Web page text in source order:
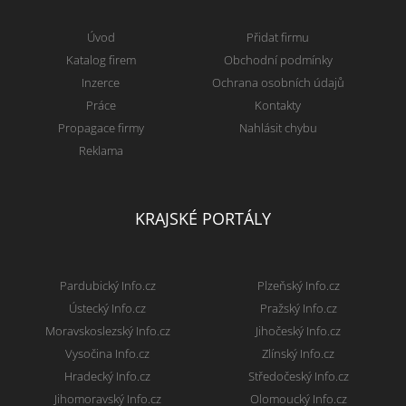
Úvod
Katalog firem
Inzerce
Práce
Propagace firmy
Reklama
Přidat firmu
Obchodní podmínky
Ochrana osobních údajů
Kontakty
Nahlásit chybu
KRAJSKÉ PORTÁLY
Pardubický Info.cz
Ústecký Info.cz
Moravskoslezský Info.cz
Vysočina Info.cz
Hradecký Info.cz
Jihomoravský Info.cz
Plzeňský Info.cz
Pražský Info.cz
Jihočeský Info.cz
Zlínský Info.cz
Středočeský Info.cz
Olomoucký Info.cz